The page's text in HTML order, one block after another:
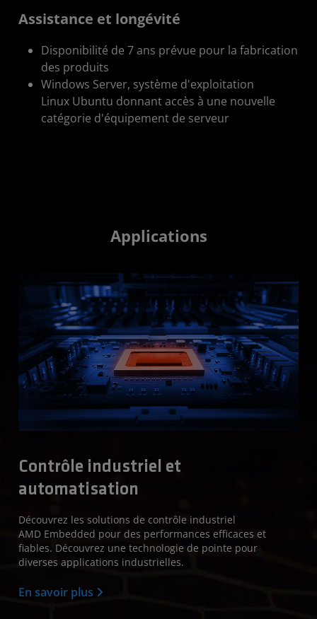
Assistance et longévité
Disponibilité de 7 ans prévue pour la fabrication
des produits
Windows Server, système d'exploitation
Linux Ubuntu donnant accès à une nouvelle
catégorie d'équipement de serveur
Applications
Contrôle industriel et
automatisation
Découvrez les solutions de contrôle industriel
AMD Embedded pour des performances efficaces et
fiables. Découvrez une technologie de pointe pour
diverses applications industrielles.
En savoir plus